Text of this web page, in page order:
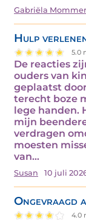
Gabriëla
Hulp
5.0
De reacties
ouders van
geplaatst
terecht boze
lege handen.
mijn
verdragen
moesten
van…
Susan 10 juli
Ongevraagd
4.0